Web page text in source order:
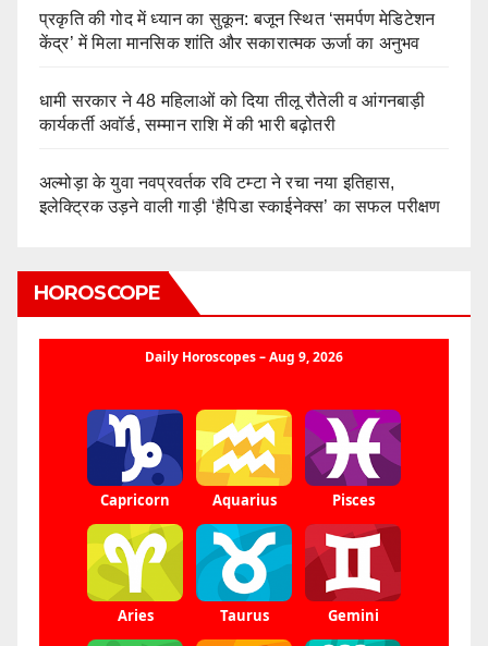
प्रकृति की गोद में ध्यान का सुकून: बजून स्थित ‘समर्पण मेडिटेशन
केंद्र’ में मिला मानसिक शांति और सकारात्मक ऊर्जा का अनुभव
धामी सरकार ने 48 महिलाओं को दिया तीलू रौतेली व आंगनबाड़ी
कार्यकर्ती अवॉर्ड, सम्मान राशि में की भारी बढ़ोतरी
अल्मोड़ा के युवा नवप्रवर्तक रवि टम्टा ने रचा नया इतिहास,
इलेक्ट्रिक उड़ने वाली गाड़ी ‘हैपिडा स्काईनेक्स’ का सफल परीक्षण
HOROSCOPE